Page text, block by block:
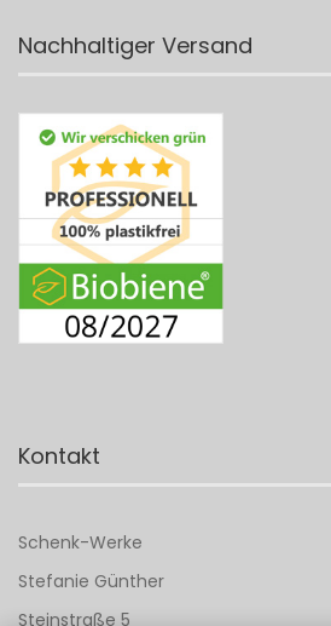
Nachhaltiger Versand
Kontakt
Schenk-Werke
Stefanie Günther
Steinstraße 5